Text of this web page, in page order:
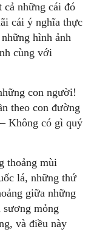
cả những cái đó
cái ý nghĩa thực
hình ảnh
cùng với
con người!
theo con đường
Không có gì quý
thoảng mùi
lá, những thứ
giữa những
mỏng
và điều này